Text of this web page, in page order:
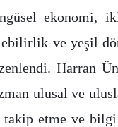
ekonomi,
ve yeşil
Harran
ulusal ve
etme ve bilgi